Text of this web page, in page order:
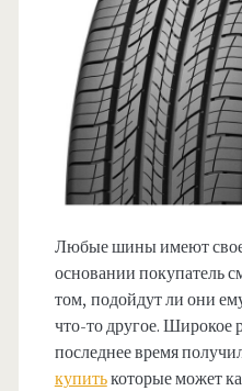
Любые шины имеют свое
основании покупатель
том, подойдут ли они
что-то другое. Широкое
последнее время
купитькоторые может